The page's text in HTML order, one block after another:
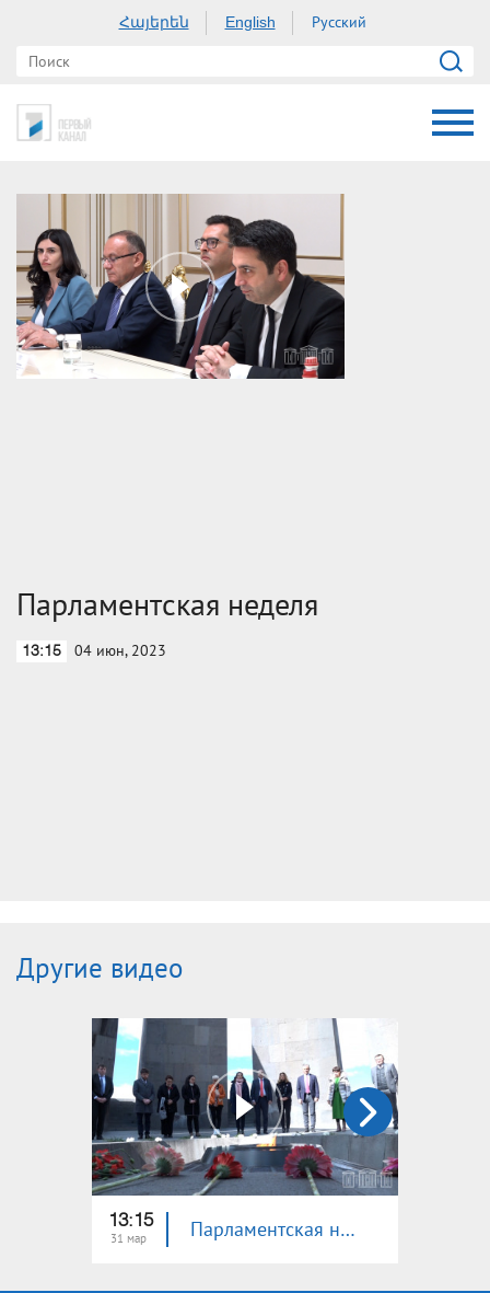
Հայերեն English Русский
Парламентская неделя
13:15 04 июн, 2023
Другие видео
13:15
31 мар Парламентская неделя